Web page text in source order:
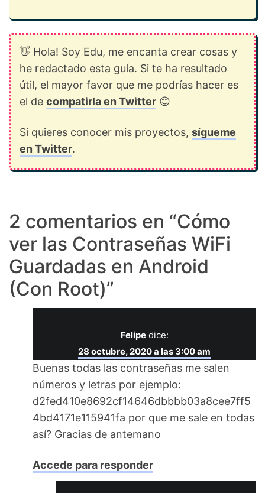
👋 Hola! Soy Edu, me encanta crear cosas y
he redactado esta guía. Si te ha resultado
útil, el mayor favor que me podrías hacer es
el de compatirla en Twitter 😊
Si quieres conocer mis proyectos, sígueme
en Twitter.
2 comentarios en “Cómo
ver las Contraseñas WiFi
Guardadas en Android
(Con Root)”
Felipe dice:
28 octubre, 2020 a las 3:00 am
Buenas todas las contraseñas me salen
números y letras por ejemplo:
d2fed410e8692cf14646dbbbb03a8cee7ff5
4bd4171e115941fa por que me sale en todas
así? Gracias de antemano
Accede para responder